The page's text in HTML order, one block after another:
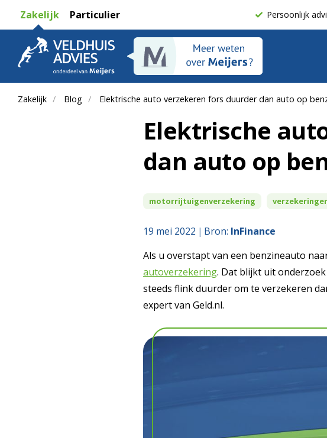
Zakelijk Particulier Persoonlijk
Zakelijk Blog Elektrische auto verzekeren fors duurder dan auto op
Elektrische
dan auto op
motorrijtuigenverzekering
19 mei 2022 Bron: InFinance
Als u overstapt van een benzineauto
autoverzekering. Dat blijkt uit
steeds flink duurder om te verzekeren
expert van Geld.nl.